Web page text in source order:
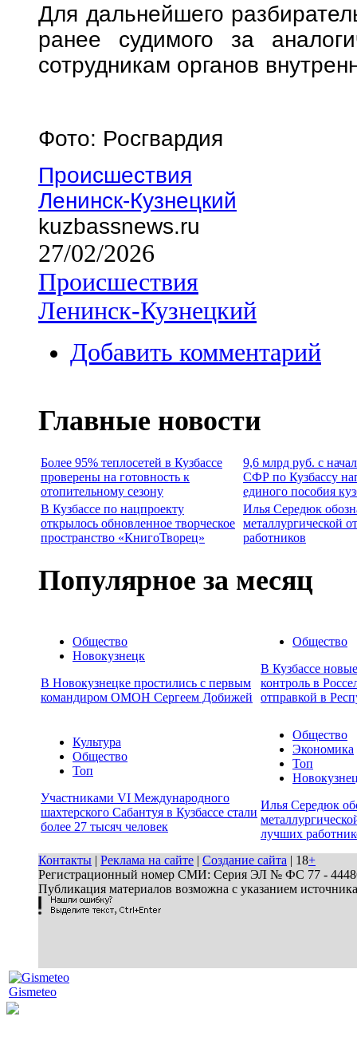
Для дальнейшего
ранее судимого за
сотрудникам органов
Фото: Росгвардия
Происшествия
Ленинск-Кузнецкий
kuzbassnews.ru
27/02/2026
Происшествия
Ленинск-Кузнецкий
Добавить комментарий
Главные новости
Более 95% теплосетей в Кузбассе
проверены на готовность к
отопительному сезону
9,6 млрд руб. с
СФР по Кузбассу
единого пособия
В Кузбассе по нацпроекту
открылось обновленное творческое
пространство «КнигоТворец»
Илья Середюк
металлургической
работников
Популярное за месяц
Общество
Новокузнецк
В Новокузнецке простились с первым
командиром ОМОН Сергеем Добижей
Общество
В Кузбассе
контроль в
отправкой в
Культура
Общество
Топ
Участниками VI Международного
шахтерского Сабантуя в Кузбассе стали
более 27 тысяч человек
Общество
Экономика
Топ
Илья Середюк
лучших
Контакты | Реклама на сайте | Создание сайта | 18+
Регистрационный номер СМИ: Серия ЭЛ № ФС 77 - 44486
Публикация материалов возможна с указанием
Gismeteo